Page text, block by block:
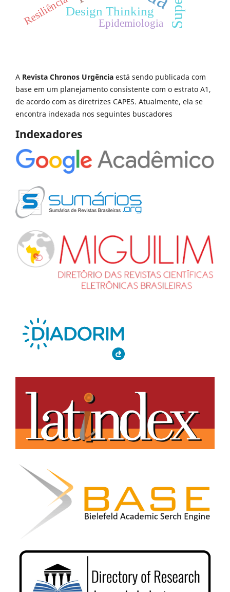
Design Thinking
Resiliência Epidemiologia
A Revista Chronos Urgência está sendo publicada com
base em um planejamento consistente com o estrato A1,
de acordo com as diretrizes CAPES. Atualmente, ela se
encontra indexada nos seguintes buscadores
Indexadores